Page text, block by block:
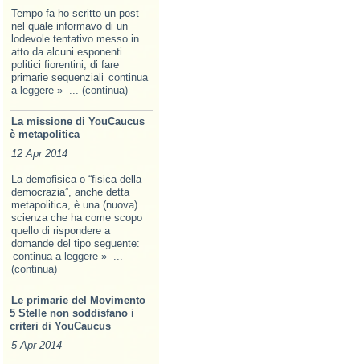
Tempo fa ho scritto un post
nel quale informavo di un
lodevole tentativo messo in
atto da alcuni esponenti
politici fiorentini, di fare
primarie sequenziali continua
a leggere » ... (continua)
La missione di YouCaucus
è metapolitica
12 Apr 2014
La demofisica o “fisica della
democrazia”, anche detta
metapolitica, è una (nuova)
scienza che ha come scopo
quello di rispondere a
domande del tipo seguente:
continua a leggere » ...
(continua)
Le primarie del Movimento
5 Stelle non soddisfano i
criteri di YouCaucus
5 Apr 2014